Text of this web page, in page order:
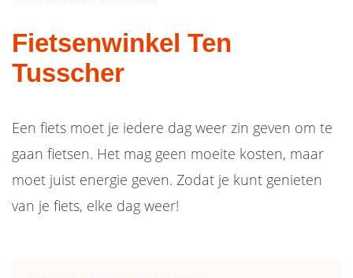
Fietsenwinkel Ten
Tusscher
Een fiets moet je iedere dag weer zin geven om te
gaan fietsen. Het mag geen moeite kosten, maar
moet juist energie geven. Zodat je kunt genieten
van je fiets, elke dag weer!